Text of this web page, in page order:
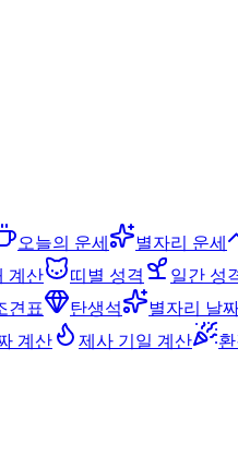
오늘의 운세 별자리 운세
계산 띠별 성격 일간 성
견표 탄생석 별자리 날
계산 제사 기일 계산